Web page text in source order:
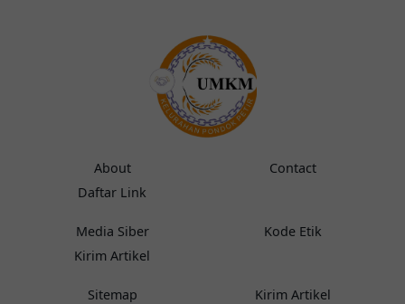
About
Contact
Daftar Link
Media Siber
Kode Etik
Kirim Artikel
Sitemap Kirim Artikel